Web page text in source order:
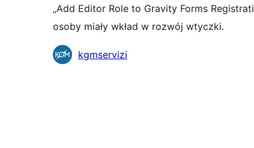
„Add Editor Role to Gravity Forms
osoby miały wkład w rozwój wtyczki.
Zaangażowani
kgmservizi